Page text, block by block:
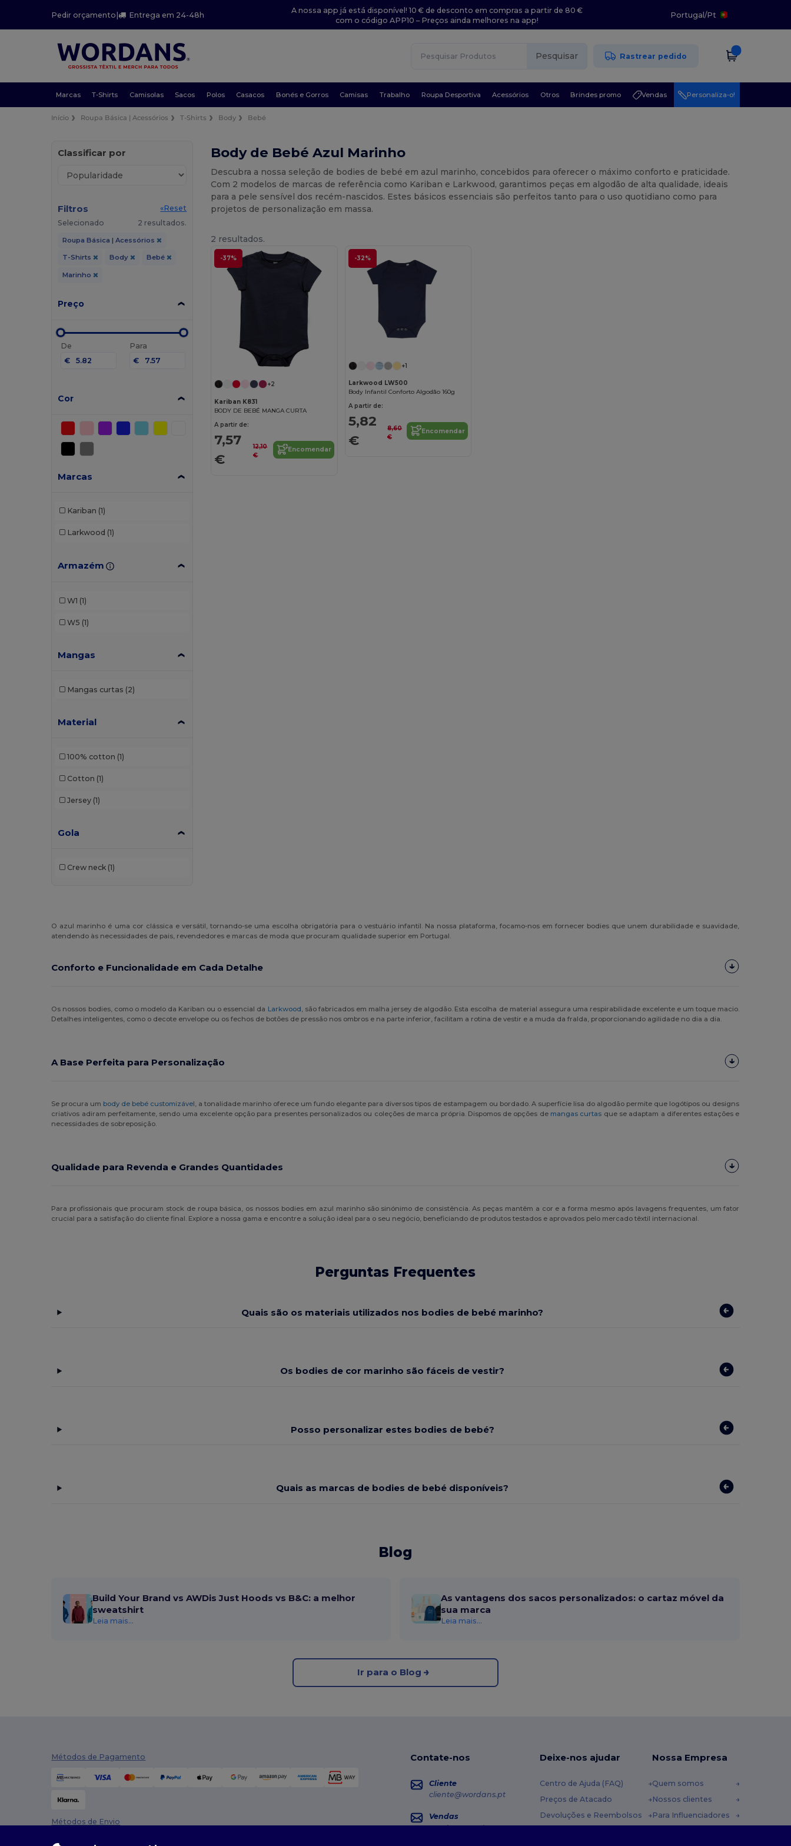
Pedir orçamento| Entrega em 24-48h
A nossa app já está disponível! 10 € de desconto em compras a partir de 80 €
com o código APP10 – Preços ainda melhores na app!
Portugal/Pt
Pesquisar Rastrear pedido
Marcas T-Shirts Camisolas Sacos Polos Casacos Bonés e Gorros Camisas Trabalho Roupa Desportiva Acessórios Otros Brindes promo Vendas Personaliza-o!
Início Roupa Básica | Acessórios T-Shirts Body Bebé
Classificar por
Filtros
«Reset
Selecionado
2 resultados.
Roupa Básica | Acessórios
T-Shirts Body Bebé
Marinho
Preço
De
€
Para
€
Cor
Marcas
Kariban (1)
Larkwood (1)
Armazém
W1 (1)
W5 (1)
Mangas
Mangas curtas (2)
Material
100% cotton (1)
Cotton (1)
Jersey (1)
Gola
Crew neck (1)
Body de Bebé Azul Marinho
Descubra a nossa seleção de bodies de bebé em azul marinho, concebidos para oferecer o máximo conforto e praticidade.
Com 2 modelos de marcas de referência como Kariban e Larkwood, garantimos peças em algodão de alta qualidade, ideais
para a pele sensível dos recém-nascidos. Estes básicos essenciais são perfeitos tanto para o uso quotidiano como para
projetos de personalização em massa.
2 resultados.
-37%
+2
Kariban K831
BODY DE BEBÉ MANGA CURTA
A partir de:
7,57
€
12,10
€
Encomendar
-32%
+1
Larkwood LW500
Body Infantil Conforto Algodão 160g
A partir de:
5,82
€
8,60
€
Encomendar
O azul marinho é uma cor clássica e versátil, tornando-se uma escolha obrigatória para o vestuário infantil. Na nossa plataforma, focamo-nos em fornecer bodies que unem durabilidade e suavidade,
atendendo às necessidades de pais, revendedores e marcas de moda que procuram qualidade superior em Portugal.
Conforto e Funcionalidade em Cada Detalhe
Os nossos bodies, como o modelo da Kariban ou o essencial da Larkwood, são fabricados em malha jersey de algodão. Esta escolha de material assegura uma respirabilidade excelente e um toque macio.
Detalhes inteligentes, como o decote envelope ou os fechos de botões de pressão nos ombros e na parte inferior, facilitam a rotina de vestir e a muda da fralda, proporcionando agilidade no dia a dia.
A Base Perfeita para Personalização
Se procura um body de bebé customizável, a tonalidade marinho oferece um fundo elegante para diversos tipos de estampagem ou bordado. A superfície lisa do algodão permite que logótipos ou designs
criativos adiram perfeitamente, sendo uma excelente opção para presentes personalizados ou coleções de marca própria. Dispomos de opções de mangas curtas que se adaptam a diferentes estações e
necessidades de sobreposição.
Qualidade para Revenda e Grandes Quantidades
Para profissionais que procuram stock de roupa básica, os nossos bodies em azul marinho são sinónimo de consistência. As peças mantêm a cor e a forma mesmo após lavagens frequentes, um fator
crucial para a satisfação do cliente final. Explore a nossa gama e encontre a solução ideal para o seu negócio, beneficiando de produtos testados e aprovados pelo mercado têxtil internacional.
Perguntas Frequentes
Quais são os materiais utilizados nos bodies de bebé marinho?
Os bodies de cor marinho são fáceis de vestir?
Posso personalizar estes bodies de bebé?
Quais as marcas de bodies de bebé disponíveis?
Blog
Build Your Brand vs AWDis Just Hoods vs B&C: a melhor
sweatshirt
Leia mais...
As vantagens dos sacos personalizados: o cartaz móvel da
sua marca
Leia mais...
Ir para o Blog
Métodos de Pagamento
Métodos de Envio
Contate-nos
Cliente
cliente@wordans.pt
Vendas
vendas@wordans.pt
Deixe-nos ajudar
Centro de Ajuda (FAQ)
Preços de Atacado
Devoluções e Reembolsos
Nossa Empresa
Quem somos
Nossos clientes
Para Influenciadores